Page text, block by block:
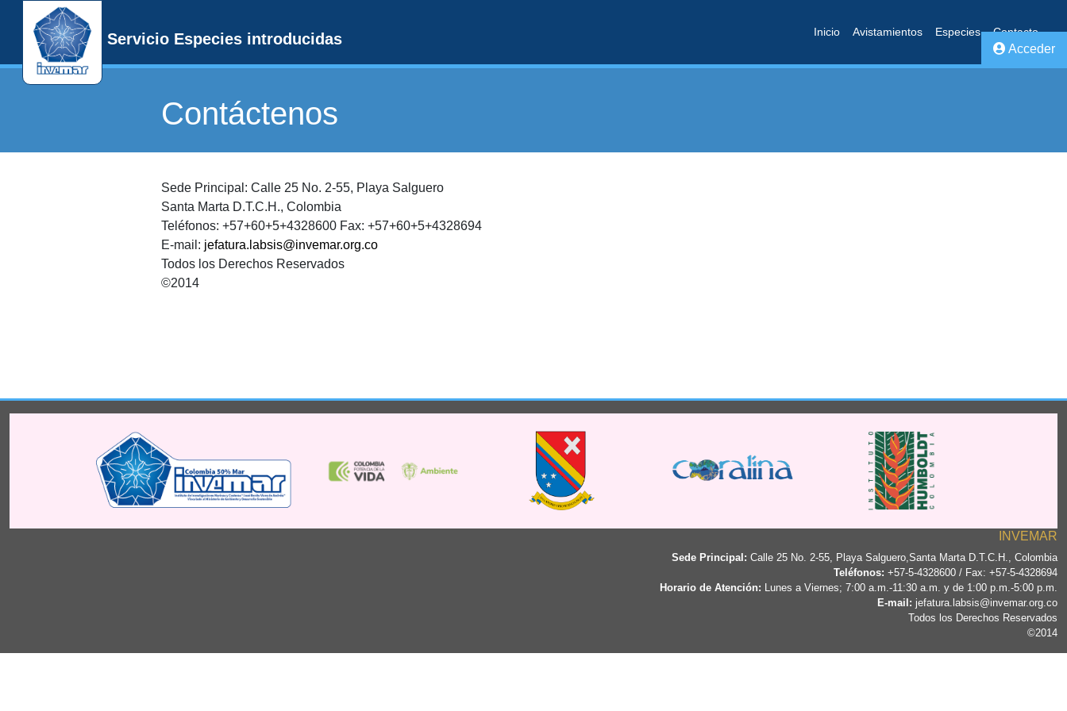
Servicio Especies introducidas Inicio Avistamientos Especies Contacto
Acceder
Contáctenos
Sede Principal: Calle 25 No. 2-55, Playa Salguero
Santa Marta D.T.C.H., Colombia
Teléfonos: +57+60+5+4328600 Fax: +57+60+5+4328694
E-mail: jefatura.labsis@invemar.org.co
Todos los Derechos Reservados
©2014
INVEMAR
Sede Principal: Calle 25 No. 2-55, Playa Salguero,Santa Marta D.T.C.H., Colombia
Teléfonos: +57-5-4328600 / Fax: +57-5-4328694
Horario de Atención: Lunes a Viernes; 7:00 a.m.-11:30 a.m. y de 1:00 p.m.-5:00 p.m.
E-mail: jefatura.labsis@invemar.org.co
Todos los Derechos Reservados
©2014